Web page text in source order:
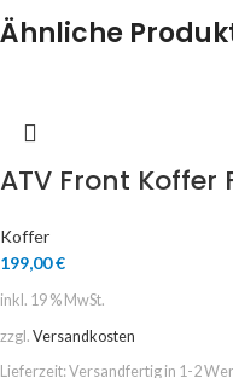
Ähnliche
ATV Front Koffer
Koffer
199,00€
inkl. 19 % MwSt.
zzgl. Versandkosten
Lieferzeit: Versandfertig in 1-2